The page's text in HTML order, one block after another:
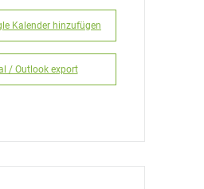
Kalender hinzufügen
/ Outlook export